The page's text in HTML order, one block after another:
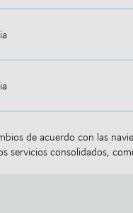
de acuerdo con las
servicios consolidados,